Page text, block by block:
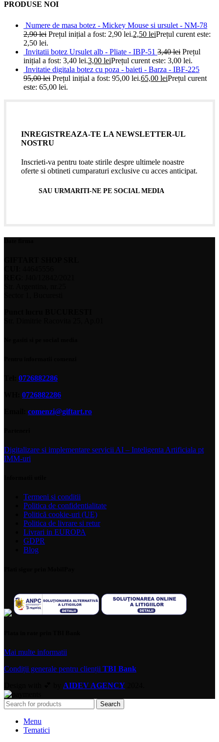
PRODUSE NOI
Numere de masa botez - Mickey Mouse si ursulet - NM-78
2,90lei Prețul inițial a fost: 2,90 lei.2,50 leiPrețul curent este:
2,50 lei.
Invitatii botez Ursulet alb - Pliate - IBP-51 3,40lei Prețul
inițial a fost: 3,40 lei.3,00 leiPrețul curent este: 3,00 lei.
Invitatie digitala botez cu poza - baieti - Barza - IBF-225
95,00lei Prețul inițial a fost: 95,00 lei.65,00 leiPrețul curent
este: 65,00 lei.
INREGISTREAZA-TE LA NEWSLETTER-UL
NOSTRU
Inscrieti-va pentru toate stirile despre ultimele noastre
oferte si obtineti cumparaturi exclusive cu acces anticipat.
SAU URMARITI-NE PE SOCIAL MEDIA
0726882286
0726882286
comenzi@giftart.ro
Digitalizare si implementare servicii AI – Inteligenta Artificiala pt
IMM-uri
Termeni si conditii
Politica de confidentialitate
Politică cookie-uri (UE)
Politica de livrare si retur
Livrari in EUROPA
GDPR
Blog
Mai multe informatii
Condiții generale pentru clienții TBI Bank
AIDEV AGENCY
Search
Menu
Tematici